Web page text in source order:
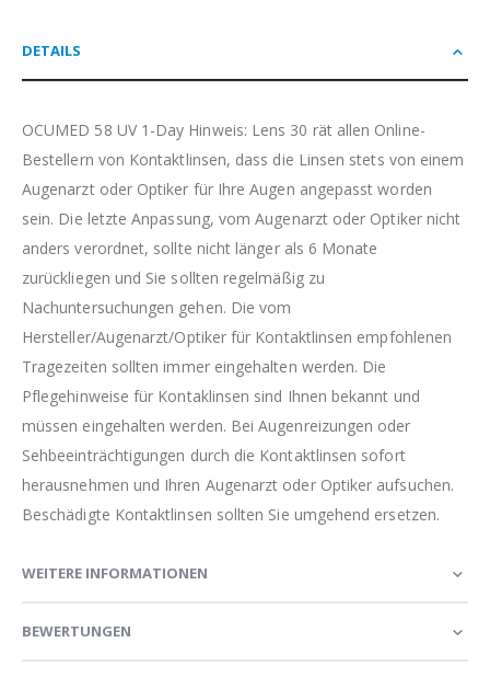
DETAILS
OCUMED 58 UV 1-Day Hinweis: Lens 30 rät allen Online-
Bestellern von Kontaktlinsen, dass die Linsen stets von einem
Augenarzt oder Optiker für Ihre Augen angepasst worden
sein. Die letzte Anpassung, vom Augenarzt oder Optiker nicht
anders verordnet, sollte nicht länger als 6 Monate
zurückliegen und Sie sollten regelmäßig zu
Nachuntersuchungen gehen. Die vom
Hersteller/Augenarzt/Optiker für Kontaktlinsen empfohlenen
Tragezeiten sollten immer eingehalten werden. Die
Pflegehinweise für Kontaklinsen sind Ihnen bekannt und
müssen eingehalten werden. Bei Augenreizungen oder
Sehbeeinträchtigungen durch die Kontaktlinsen sofort
herausnehmen und Ihren Augenarzt oder Optiker aufsuchen.
Beschädigte Kontaktlinsen sollten Sie umgehend ersetzen.
WEITERE INFORMATIONEN
BEWERTUNGEN